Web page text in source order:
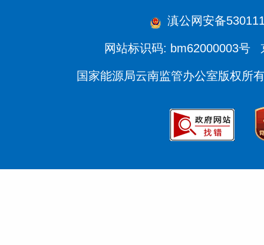
滇公网安备
网站标识码: bm62000003号
国家能源局云南监管办公室版权所